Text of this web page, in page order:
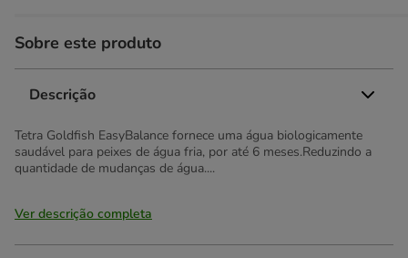
Sobre este produto
Descrição
Tetra Goldfish EasyBalance fornece uma água biologicamente
saudável para peixes de água fria, por até 6 meses.Reduzindo a
quantidade de mudanças de água....
Ver descrição completa